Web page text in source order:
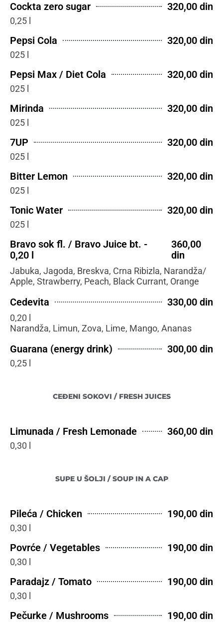
Cockta zero sugar 320,00 din
0,25 l
Pepsi Cola 320,00 din
025 l
Pepsi Max / Diet Cola 320,00 din
025 l
Mirinda 320,00 din
025 l
7UP 320,00 din
025 l
Bitter Lemon 320,00 din
025 l
Tonic Water 320,00 din
025 l
Bravo sok fl. / Bravo Juice bt. -
0,20 l
360,00
din
Jabuka, Jagoda, Breskva, Crna Ribizla, Narandža/
Apple, Strawberry, Peach, Black Currant, Orange
Cedevita 330,00 din
0,20 l
Narandža, Limun, Zova, Lime, Mango, Ananas
Guarana (energy drink) 300,00 din
0,25 l
CEĐENI SOKOVI / FRESH JUICES
Limunada / Fresh Lemonade 360,00 din
0,30 l
SUPE U ŠOLJI / SOUP IN A CAP
Pileća / Chicken 190,00 din
0,30 l
Povrće / Vegetables 190,00 din
0,30 l
Paradajz / Tomato 190,00 din
0,30 l
Pečurke / Mushrooms 190,00 din